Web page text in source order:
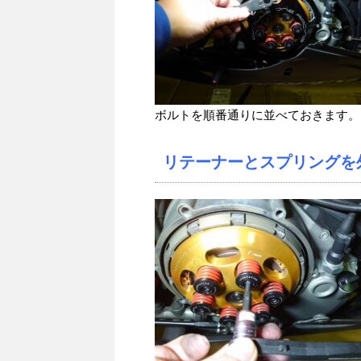
ボルトを順番通りに並べておきます。
リテーナーとスプリング